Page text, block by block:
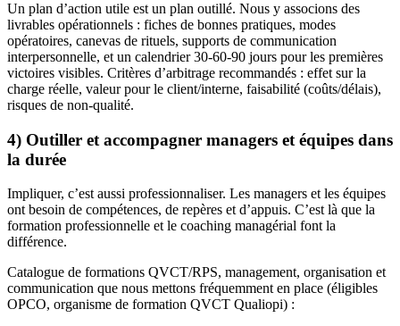
Un plan d’action utile est un plan outillé. Nous y associons des
livrables opérationnels : fiches de bonnes pratiques, modes
opératoires, canevas de rituels, supports de communication
interpersonnelle, et un calendrier 30‑60‑90 jours pour les premières
victoires visibles. Critères d’arbitrage recommandés : effet sur la
charge réelle, valeur pour le client/interne, faisabilité (coûts/délais),
risques de non‑qualité.
4) Outiller et accompagner managers et équipes dans
la durée
Impliquer, c’est aussi professionnaliser. Les managers et les équipes
ont besoin de compétences, de repères et d’appuis. C’est là que la
formation professionnelle et le coaching managérial font la
différence.
Catalogue de formations QVCT/RPS, management, organisation et
communication que nous mettons fréquemment en place (éligibles
OPCO, organisme de formation QVCT Qualiopi) :